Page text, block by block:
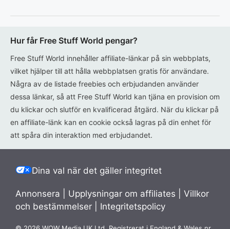
Hur får Free Stuff World pengar?
Free Stuff World innehåller affiliate-länkar på sin webbplats,
vilket hjälper till att hålla webbplatsen gratis för användare.
Några av de listade freebies och erbjudanden använder
dessa länkar, så att Free Stuff World kan tjäna en provision om
du klickar och slutför en kvalificerad åtgärd. När du klickar på
en affiliate-länk kan en cookie också lagras på din enhet för
att spåra din interaktion med erbjudandet.
Dina val när det gäller integritet
Annonsera Upplysningar om affiliates
Villkor
och bestämmelser
Integritetspolicy